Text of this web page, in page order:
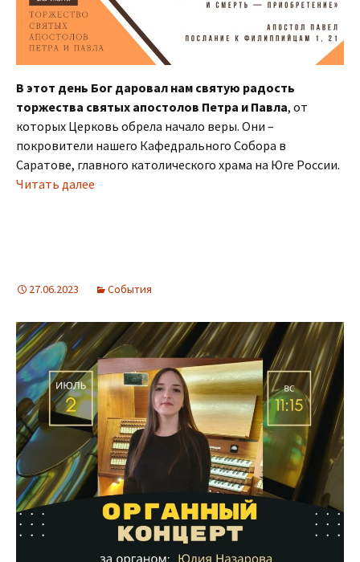
В этот день Бог даровал нам святую радость
торжества святых апостолов Петра и Павла, от
которых Церковь обрела начало веры. Они –
покровители нашего Кафедрального Собора в
Саратове, главного католического храма на Юге России.
Читать далее
27.06.2023 События